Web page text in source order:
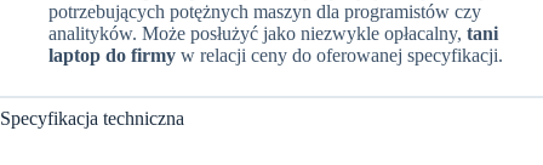
potrzebujących potężnych maszyn dla programistów czy
analityków. Może posłużyć jako niezwykle opłacalny, tani
laptop do firmy w relacji ceny do oferowanej specyfikacji.
Specyfikacja techniczna